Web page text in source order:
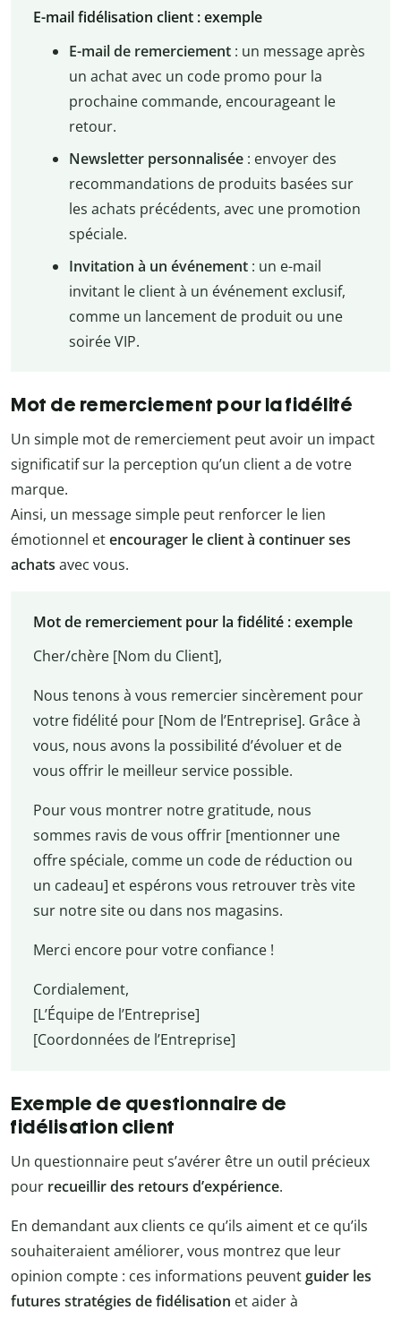
E-mail fidélisation client : exemple
E-mail de remerciement: un message après
un achat avec un code promo pour la
prochaine commande, encourageant le
retour.
Newsletter personnalisée: envoyer des
recommandations de produits basées sur
les achats précédents, avec une promotion
spéciale.
Invitation à un événement: un e-mail
invitant le client à un événement exclusif,
comme un lancement de produit ou une
soirée VIP.
Mot de remerciement pour la fidélité
Un simple mot de remerciement peut avoir un impact
significatif sur la perception qu’un client a de votre
marque.
Ainsi, un message simple peut renforcer le lien
émotionnel etencourager le client à continuer ses
achats avec vous.
Mot de remerciement pour la fidélité : exemple
Cher/chère [Nom du Client],
Nous tenons à vous remercier sincèrement pour
votre fidélité pour [Nom de l’Entreprise]. Grâce à
vous, nous avons la possibilité d’évoluer et de
vous offrir le meilleur service possible.
Pour vous montrer notre gratitude, nous
sommes ravis de vous offrir [mentionner une
offre spéciale, comme un code de réduction ou
un cadeau] et espérons vous retrouver très vite
sur notre site ou dans nos magasins.
Merci encore pour votre confiance !
Cordialement,
[L’Équipe de l’Entreprise]
[Coordonnées de l’Entreprise]
Exemple de questionnaire de
fidélisation client
Un questionnaire peut s’avérer être un outil précieux
pour recueillir des retours d’expérience.
En demandant aux clients ce qu’ils aiment et ce qu’ils
souhaiteraient améliorer, vous montrez que leur
opinion compte : ces informations peuventguider les
futures stratégies de fidélisation et aider à